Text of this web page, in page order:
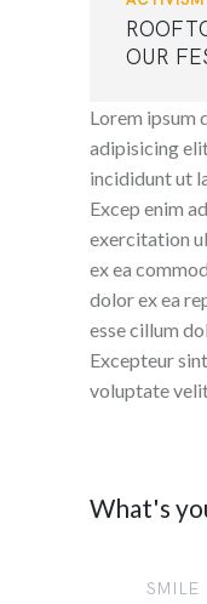
OUR
Lorem ipsum
adipisicing
incididunt ut
Excep enim
exercitation
ex ea
dolor ex ea
esse cillum
Excepteur
voluptate
What's
SMILE